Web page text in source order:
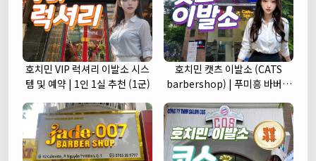
호치민 VIP 럭셔리 이발소 시스
템 및 예약 | 1인 1실 추천 (1군)
호치민 캣츠 이발소 (CATS
barbershop) | 푸미흥 바버샵